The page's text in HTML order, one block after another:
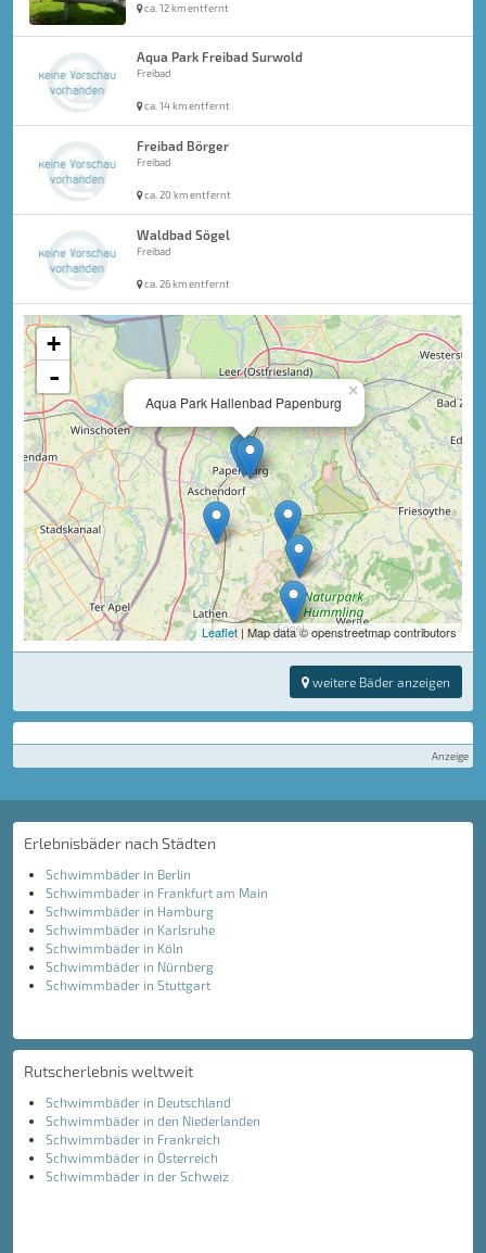
ca. 12 km entfernt
Aqua Park Freibad Surwold
Freibad
ca. 14 km entfernt
Freibad Börger
Freibad
ca. 20 km entfernt
Waldbad Sögel
Freibad
ca. 26 km entfernt
×
Aqua Park Hallenbad Papenburg
+
-
Leaflet | Map data © openstreetmap contributors
weitere Bäder anzeigen
Anzeige
Erlebnisbäder nach Städten
Schwimmbäder in Berlin
Schwimmbäder in Frankfurt am Main
Schwimmbäder in Hamburg
Schwimmbäder in Karlsruhe
Schwimmbäder in Köln
Schwimmbäder in Nürnberg
Schwimmbäder in Stuttgart
Rutscherlebnis weltweit
Schwimmbäder in Deutschland
Schwimmbäder in den Niederlanden
Schwimmbäder in Frankreich
Schwimmbäder in Österreich
Schwimmbäder in der Schweiz